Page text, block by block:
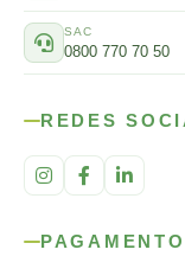
SAC
0800 770 70 50
REDES
PAGAMENTO